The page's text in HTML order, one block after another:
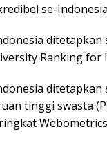
se-
ditetapkan
Ranking for
tinggi swasta